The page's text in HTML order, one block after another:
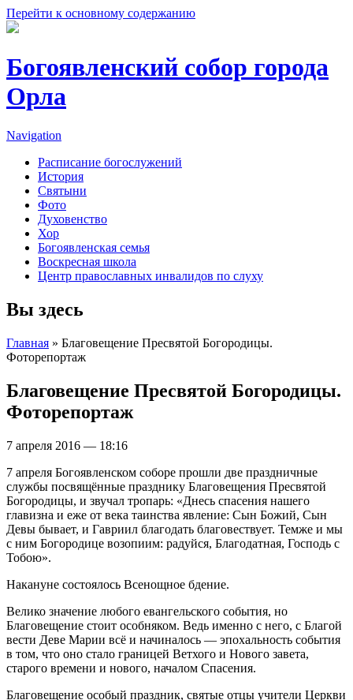
Перейти к основному содержанию
Богоявленский собор города
Орла
Navigation
Расписание богослужений
История
Святыни
Фото
Духовенство
Хор
Богоявленская семья
Воскресная школа
Центр православных инвалидов по слуху
Вы здесь
Главная » Благовещение Пресвятой Богородицы.
Фоторепортаж
Благовещение Пресвятой Богородицы.
Фоторепортаж
7 апреля 2016 — 18:16
7 апреля Богоявленском соборе прошли две праздничные
службы посвящённые празднику Благовещения Пресвятой
Богородицы, и звучал тропарь: «Днесь спасения нашего
главизна и еже от века таинства явление: Сын Божий, Сын
Девы бывает, и Гавриил благодать благовествует. Темже и мы
с ним Богородице возопиим: радуйся, Благодатная, Господь с
Тобою».
Накануне состоялось Всенощное бдение.
Велико значение любого евангельского события, но
Благовещение стоит особняком. Ведь именно с него, с Благой
вести Деве Марии всё и начиналось — эпохальность события
в том, что оно стало границей Ветхого и Нового завета,
старого времени и нового, началом Спасения.
Благовещение особый праздник, святые отцы учители Церкви